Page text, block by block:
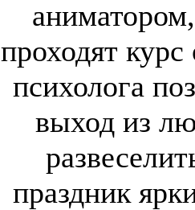
проходят
психолога
выход из
праздник